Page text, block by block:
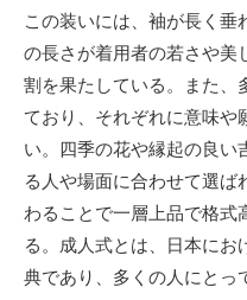
この装いには、袖が長く垂
の長さが着用者の若さや美
割を果たしている。また、
ており、それぞれに意味や
い。四季の花や縁起の良い
る人や場面に合わせて選
わることで一層上品で格式
る。成人式とは、日本に
典であり、多くの人にとっ